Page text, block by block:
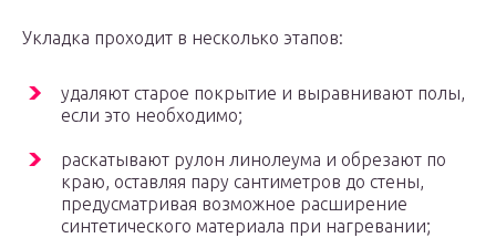
Укладка проходит в несколько этапов:
удаляют старое покрытие и выравнивают полы,
если это необходимо;
раскатывают рулон линолеума и обрезают по
краю, оставляя пару сантиметров до стены,
предусматривая возможное расширение
синтетического материала при нагревании;